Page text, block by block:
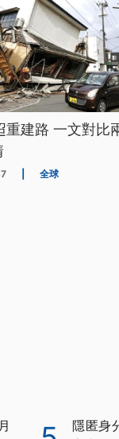
重建路 一文對比
全球
隱匿身